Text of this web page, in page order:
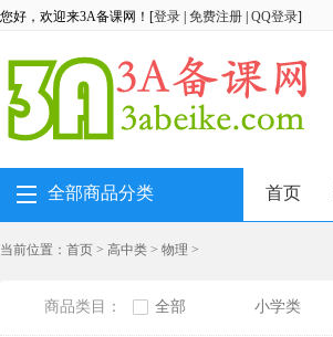
您好，欢迎来3A备课网！[登录 免费注册 QQ登录]
全部商品分类 首页
当前位置： 首页 > 高中类 > 物理 >
商品类目： 全部 小学类